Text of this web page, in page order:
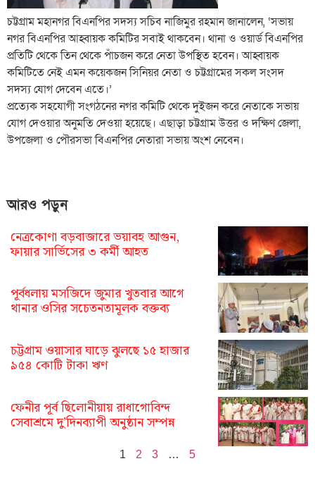
চট্টগ্রাম মহানগর বিএনপির সদস্য সচিব নাজিমুর রহমান জানালেন, ‘সভায়
নগর বিএনপির আহ্বায়ক কমিটির সবাই থাকবেন। থানা ও ওয়ার্ড বিএনপির
প্রতিটি থেকে তিন থেকে পাঁচজন করে নেতা উপস্থিত হবেন। আহ্বায়ক
কমিটিতে নেই এমন কয়েকজন সিনিয়র নেতা ও চট্টগ্রামের সকল সংসদ
সদস্য যোগ দেবেন এতে।’
প্রত্যেক সহযোগী সংগঠনের নগর কমিটি থেকে দুইজন করে নেতাকে সভায়
যোগ দেওয়ার অনুমতি দেওয়া হয়েছে। এছাড়া চট্টগ্রাম উত্তর ও দক্ষিণ জেলা,
উপজেলা ও পৌরসভা বিএনপির নেতারা সভায় অংশ নেবেন।
আরও পড়ুন
নেত্রকোণা বড়বাজারে ভয়াবহ আগুন,
ফায়ার সার্ভিসের ৩ কর্মী আহত
পূর্বধলায় মসজিদে জুমার খুতবার আগে
থানার ওসির সচেতনতামূলক বক্তব্য
চট্টগ্রাম ওয়াসার ঘাড়ে ঝুলছে ১৫ হাজার
৯৫৪ কোটি টাকা ঋণ
ফেনীর পূর্ব ছিলোনীয়ায় রাধাগোবিন্দ
সেবাশ্রমে দু’দিনব্যাপী অনুষ্ঠান সম্পন্ন
1 2 3 … 5